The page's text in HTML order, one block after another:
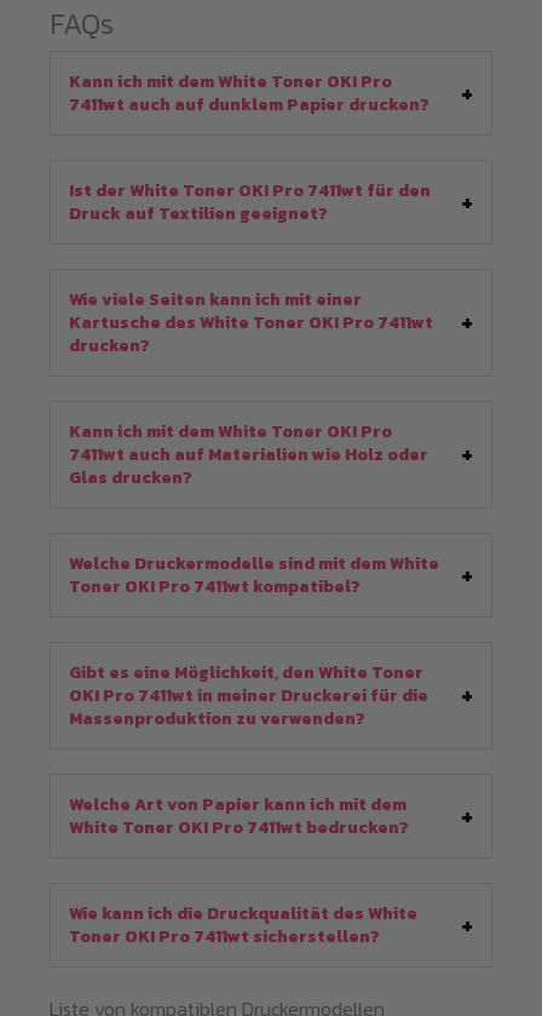
FAQs
Kann ich mit dem White Toner OKI Pro
7411wt auch auf dunklem Papier drucken?
Ist der White Toner OKI Pro 7411wt für den
Druck auf Textilien geeignet?
Wie viele Seiten kann ich mit einer
Kartusche des White Toner OKI Pro 7411wt
drucken?
Kann ich mit dem White Toner OKI Pro
7411wt auch auf Materialien wie Holz oder
Glas drucken?
Welche Druckermodelle sind mit dem White
Toner OKI Pro 7411wt kompatibel?
Gibt es eine Möglichkeit, den White Toner
OKI Pro 7411wt in meiner Druckerei für die
Massenproduktion zu verwenden?
Welche Art von Papier kann ich mit dem
White Toner OKI Pro 7411wt bedrucken?
Wie kann ich die Druckqualität des White
Toner OKI Pro 7411wt sicherstellen?
Liste von kompatiblen Druckermodellen